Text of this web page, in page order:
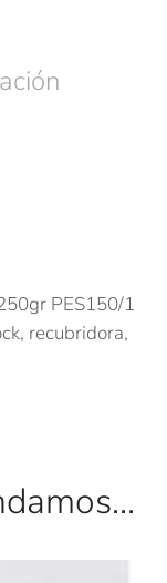
PES150/1
recubridora,